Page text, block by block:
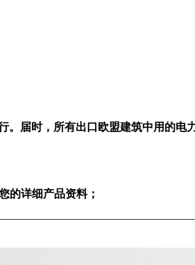
。届时，所有出口欧盟建筑中用的电
的详细产品资料；